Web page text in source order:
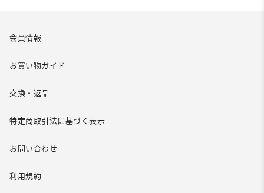
会員情報
お買い物ガイド
交換・返品
特定商取引法に基づく表示
お問い合わせ
利用規約